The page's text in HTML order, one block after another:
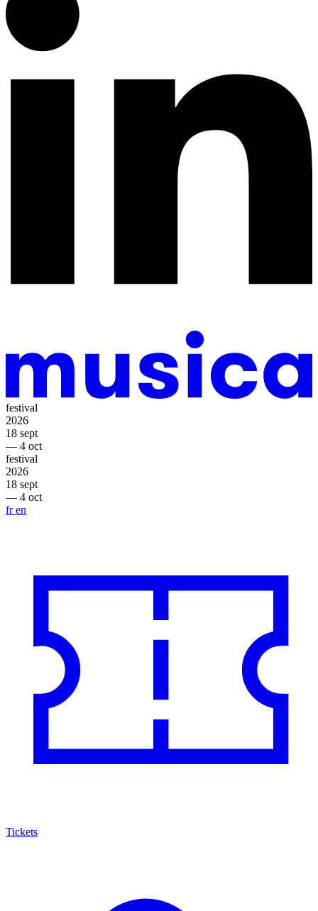
festival
2026
18 sept
— 4 oct
festival
2026
18 sept
— 4 oct
fren
Tickets